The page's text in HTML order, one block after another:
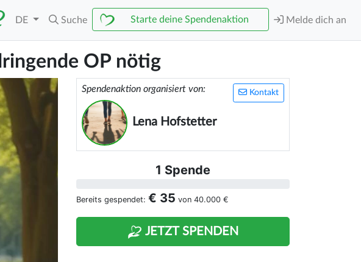
DE Suche Starte deine Spendenaktion Melde dich an
OP nötig
Kontakt
Spendenaktion organisiert von:
Lena Hofstetter
1 Spende
Bereits gespendet: € 35 von 40.000 €
JETZT SPENDEN